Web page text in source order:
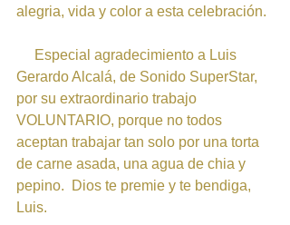
alegria, vida y color a esta celebración.
Gerardo Alcalá, de Sonido SuperStar,
por su extraordinario trabajo
VOLUNTARIO, porque no todos
aceptan trabajar tan solo por una torta
de carne asada, una agua de chia y
pepino.  Dios te premie y te bendiga,
Luis.